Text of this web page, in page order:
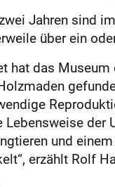
Jahren sind
über ein
hat das
der
und
erzählt Rolf